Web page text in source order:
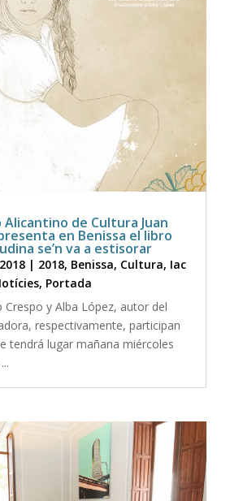
de Cultura Juan
en Benissa el libro
se’n va a estisorar
| 2018, Benissa, Cultura, Iac
, Portada
Crespo y Alba López, autor del
respectivamente, participan
tendrá lugar mañana miércoles